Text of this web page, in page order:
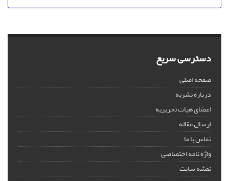
دسترسی سریع
صفحه اصلی
درباره نشریه
اعضای هیات تحریریه
ارسال مقاله
تماس با ما
واژه نامه اختصاصی
نقشه سایت